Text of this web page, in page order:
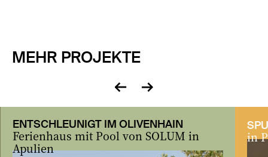
MEHR PROJEKTE
zurück
vor
ENTSCHLEUNIGT IM OLIVENHAIN
Ferienhaus mit Pool von SOLUM in
Apulien
in